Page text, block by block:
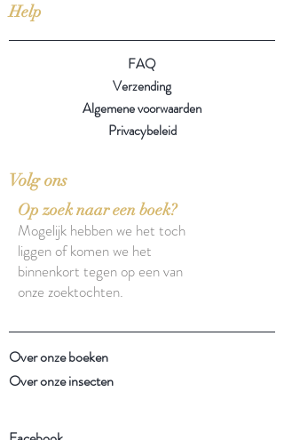
Help
FAQ
Verzending
Algemene voorwaarden
Privacybeleid
Volg ons
Op zoek naar een boek?
Mogelijk hebben we het toch
liggen of komen we het
binnenkort tegen op een van
onze zoektochten.
Over onze boeken
Over onze insecten